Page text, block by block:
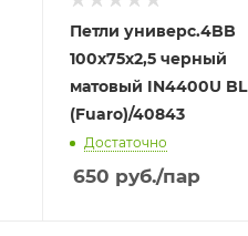
Петли универс.4BB
100x75x2,5 черный
матовый IN4400U BL
(Fuaro)/40843
Достаточно
650 руб./пар